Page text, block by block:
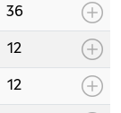
36
12
12